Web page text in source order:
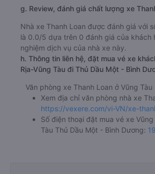
g. Review, đánh giá chất lượng xe
Nhà xe Thanh Loan được đánh giá với
là 0.0/5 dựa trên 0 đánh giá của khách
nghiệm dịch vụ của nhà xe này.
h. Thông tin liên hệ, đặt mua vé xe
Rịa-Vũng Tàu đi Thủ Dầu Một - Bình
Văn phòng xe Thanh Loan ở Vũng Tàu
Xem địa chỉ văn phòng nhà xe
https://vexere.com/vi-VN/xe-
Số điện thoại đặt mua vé xe Vũng
Tàu Thủ Dầu Một - Bình Dương: